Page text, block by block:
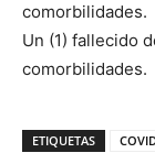
comorbilidades.
Un (1) fallecido
comorbilidades.
ETIQUETAS